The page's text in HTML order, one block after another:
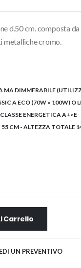
d.50 cm. composta
metalliche cromo.
MA DIMMERABILE
A ECO (70W = 100W) O
ENERGETICA A+>E
CM - ALTEZZA TOTALE
Carrello
UN PREVENTIVO